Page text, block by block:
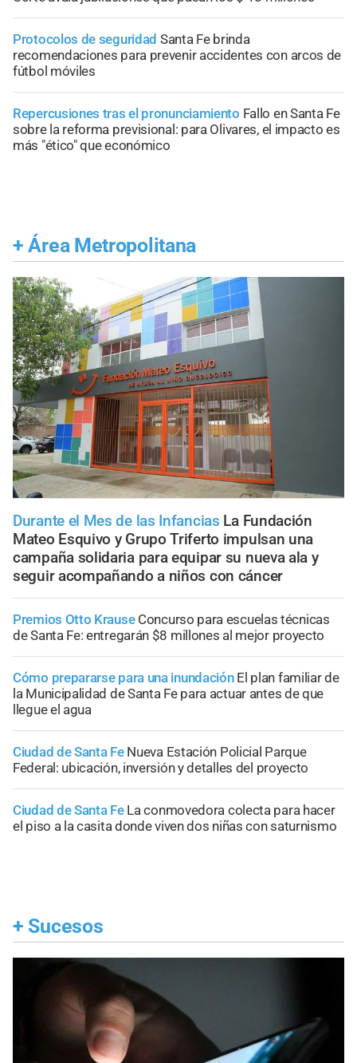
Protocolos de seguridad Santa Fe brinda
recomendaciones para prevenir accidentes con arcos de
fútbol móviles
Repercusiones tras el pronunciamiento Fallo en Santa Fe
sobre la reforma previsional: para Olivares, el impacto es
más "ético" que económico
+ Área Metropolitana
Durante el Mes de las Infancias La Fundación
Mateo Esquivo y Grupo Triferto impulsan una
campaña solidaria para equipar su nueva ala y
seguir acompañando a niños con cáncer
Premios Otto Krause Concurso para escuelas técnicas
de Santa Fe: entregarán $8 millones al mejor proyecto
Cómo prepararse para una inundación El plan familiar de
la Municipalidad de Santa Fe para actuar antes de que
llegue el agua
Ciudad de Santa Fe Nueva Estación Policial Parque
Federal: ubicación, inversión y detalles del proyecto
Ciudad de Santa Fe La conmovedora colecta para hacer
el piso a la casita donde viven dos niñas con saturnismo
+ Sucesos